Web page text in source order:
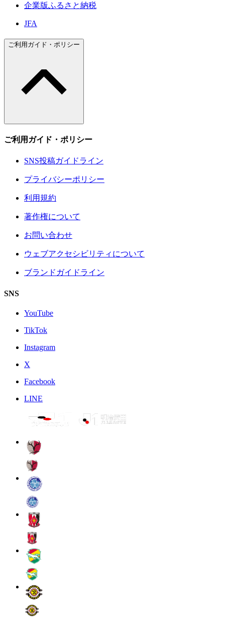
企業版ふるさと納税
JFA
ご利用ガイド・ポリシー
ご利用ガイド・ポリシー
SNS投稿ガイドライン
プライバシーポリシー
利用規約
著作権について
お問い合わせ
ウェブアクセシビリティについて
ブランドガイドライン
SNS
YouTube
TikTok
Instagram
X
Facebook
LINE